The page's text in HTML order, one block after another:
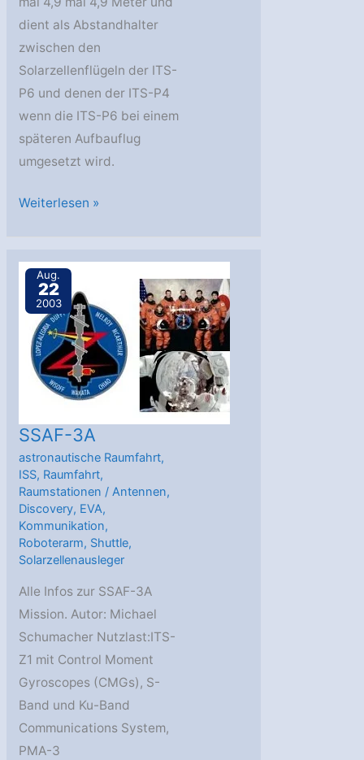
dient als Abstandhalter
zwischen den
Solarzellenflügeln der ITS-
P6 und denen der ITS-P4
wenn die ITS-P6 bei einem
späteren Aufbauflug
umgesetzt wird.
SSAF-
Weiterlesen »
Aug.
22
2003
SSAF-3A
astronautische Raumfahrt,
ISS, Raumfahrt,
Raumstationen / Antennen,
Discovery, EVA,
Kommunikation,
Roboterarm, Shuttle,
Solarzellenausleger
Alle Infos zur SSAF-3A
Mission. Autor: Michael
Schumacher Nutzlast:ITS-
Z1 mit Control Moment
Gyroscopes (CMGs), S-
Band und Ku-Band
Communications System,
PMA-3